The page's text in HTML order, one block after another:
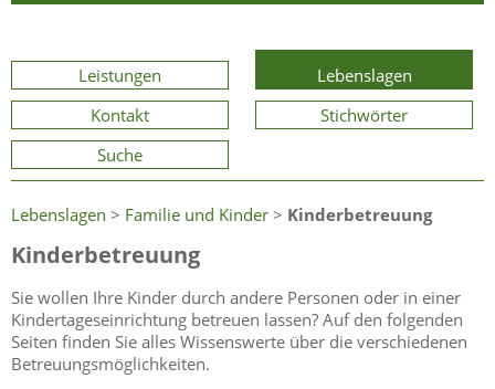
Leistungen
Lebenslagen
Kontakt
Stichwörter
Suche
Lebenslagen > Familie und Kinder > Kinderbetreuung
Kinderbetreuung
Sie wollen Ihre Kinder durch andere Personen oder in einer
Kindertageseinrichtung betreuen lassen? Auf den folgenden
Seiten finden Sie alles Wissenswerte über die verschiedenen
Betreuungsmöglichkeiten.